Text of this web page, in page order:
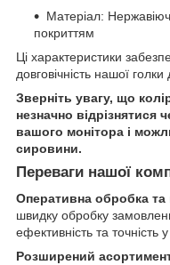
Матеріал:
покриттям
Ці характеристики
довговічність нашої
Зверніть увагу, що
незначно відрізнятися
вашого монітора і
сировини.
Переваги нашої
Оперативна обробка та
швидку обробку
ефективність та точність
Розширений